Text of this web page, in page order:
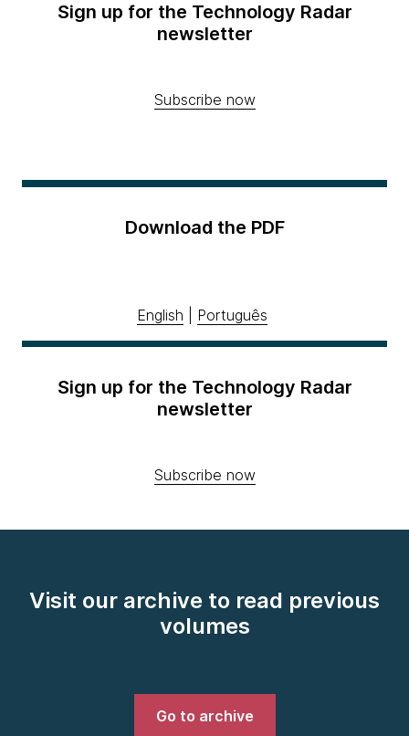
Sign up for the Technology Radar
newsletter
Subscribe now
Download the PDF
English Português
Sign up for the Technology Radar
newsletter
Subscribe now
Visit our archive to read previous
volumes
Go to archive